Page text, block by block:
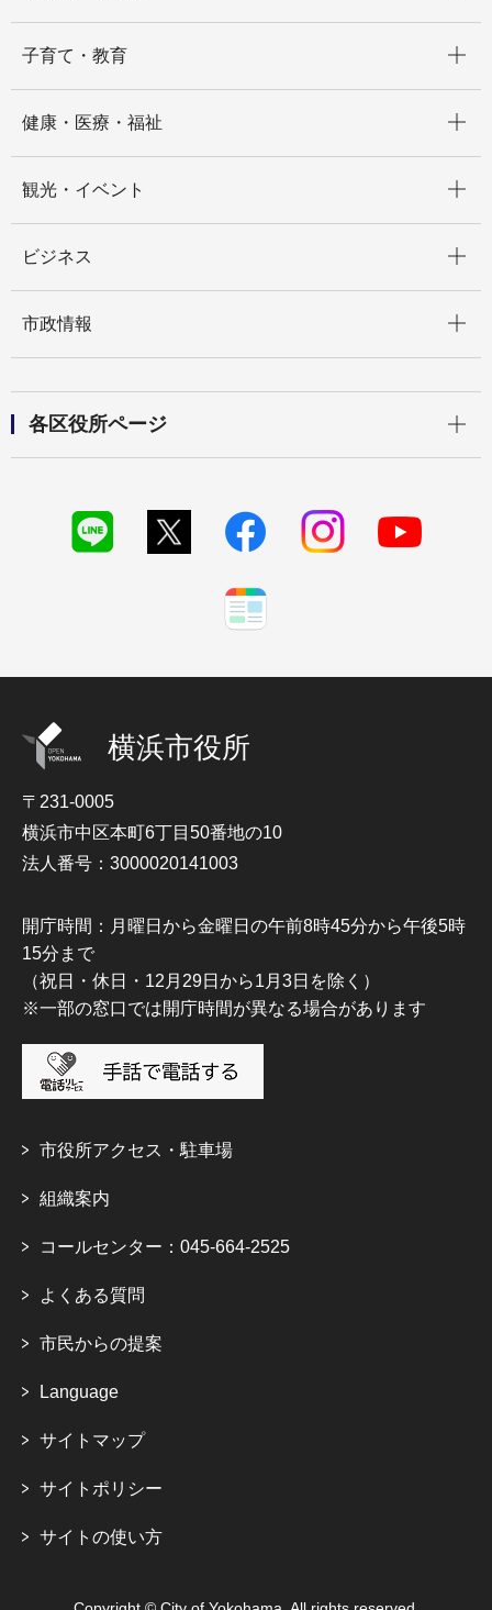
子育て・教育
健康・医療・福祉
観光・イベント
ビジネス
市政情報
各区役所ページ
横浜市役所
〒231-0005
横浜市中区本町6丁目50番地の10
法人番号：3000020141003
開庁時間：月曜日から金曜日の午前8時45分から午後5時
15分まで
（祝日・休日・12月29日から1月3日を除く）
※一部の窓口では開庁時間が異なる場合があります
市役所アクセス・駐車場
組織案内
コールセンター：045-664-2525
よくある質問
市民からの提案
Language
サイトマップ
サイトポリシー
サイトの使い方